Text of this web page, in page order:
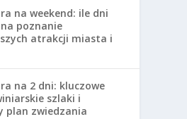
na weekend: ile dni
poznanie
atrakcji miasta i
na 2 dni: kluczowe
szlaki i
plan zwiedzania